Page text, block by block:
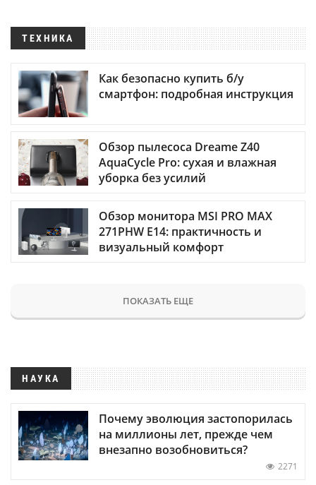
ТЕХНИКА
Как безопасно купить б/у
смартфон: подробная инструкция
Обзор пылесоса Dreame Z40
AquaCycle Pro: сухая и влажная
уборка без усилий
Обзор монитора MSI PRO MAX
271PHW E14: практичность и
визуальный комфорт
ПОКАЗАТЬ ЕЩЕ
НАУКА
Почему эволюция застопорилась
на миллионы лет, прежде чем
внезапно возобновиться?
2271